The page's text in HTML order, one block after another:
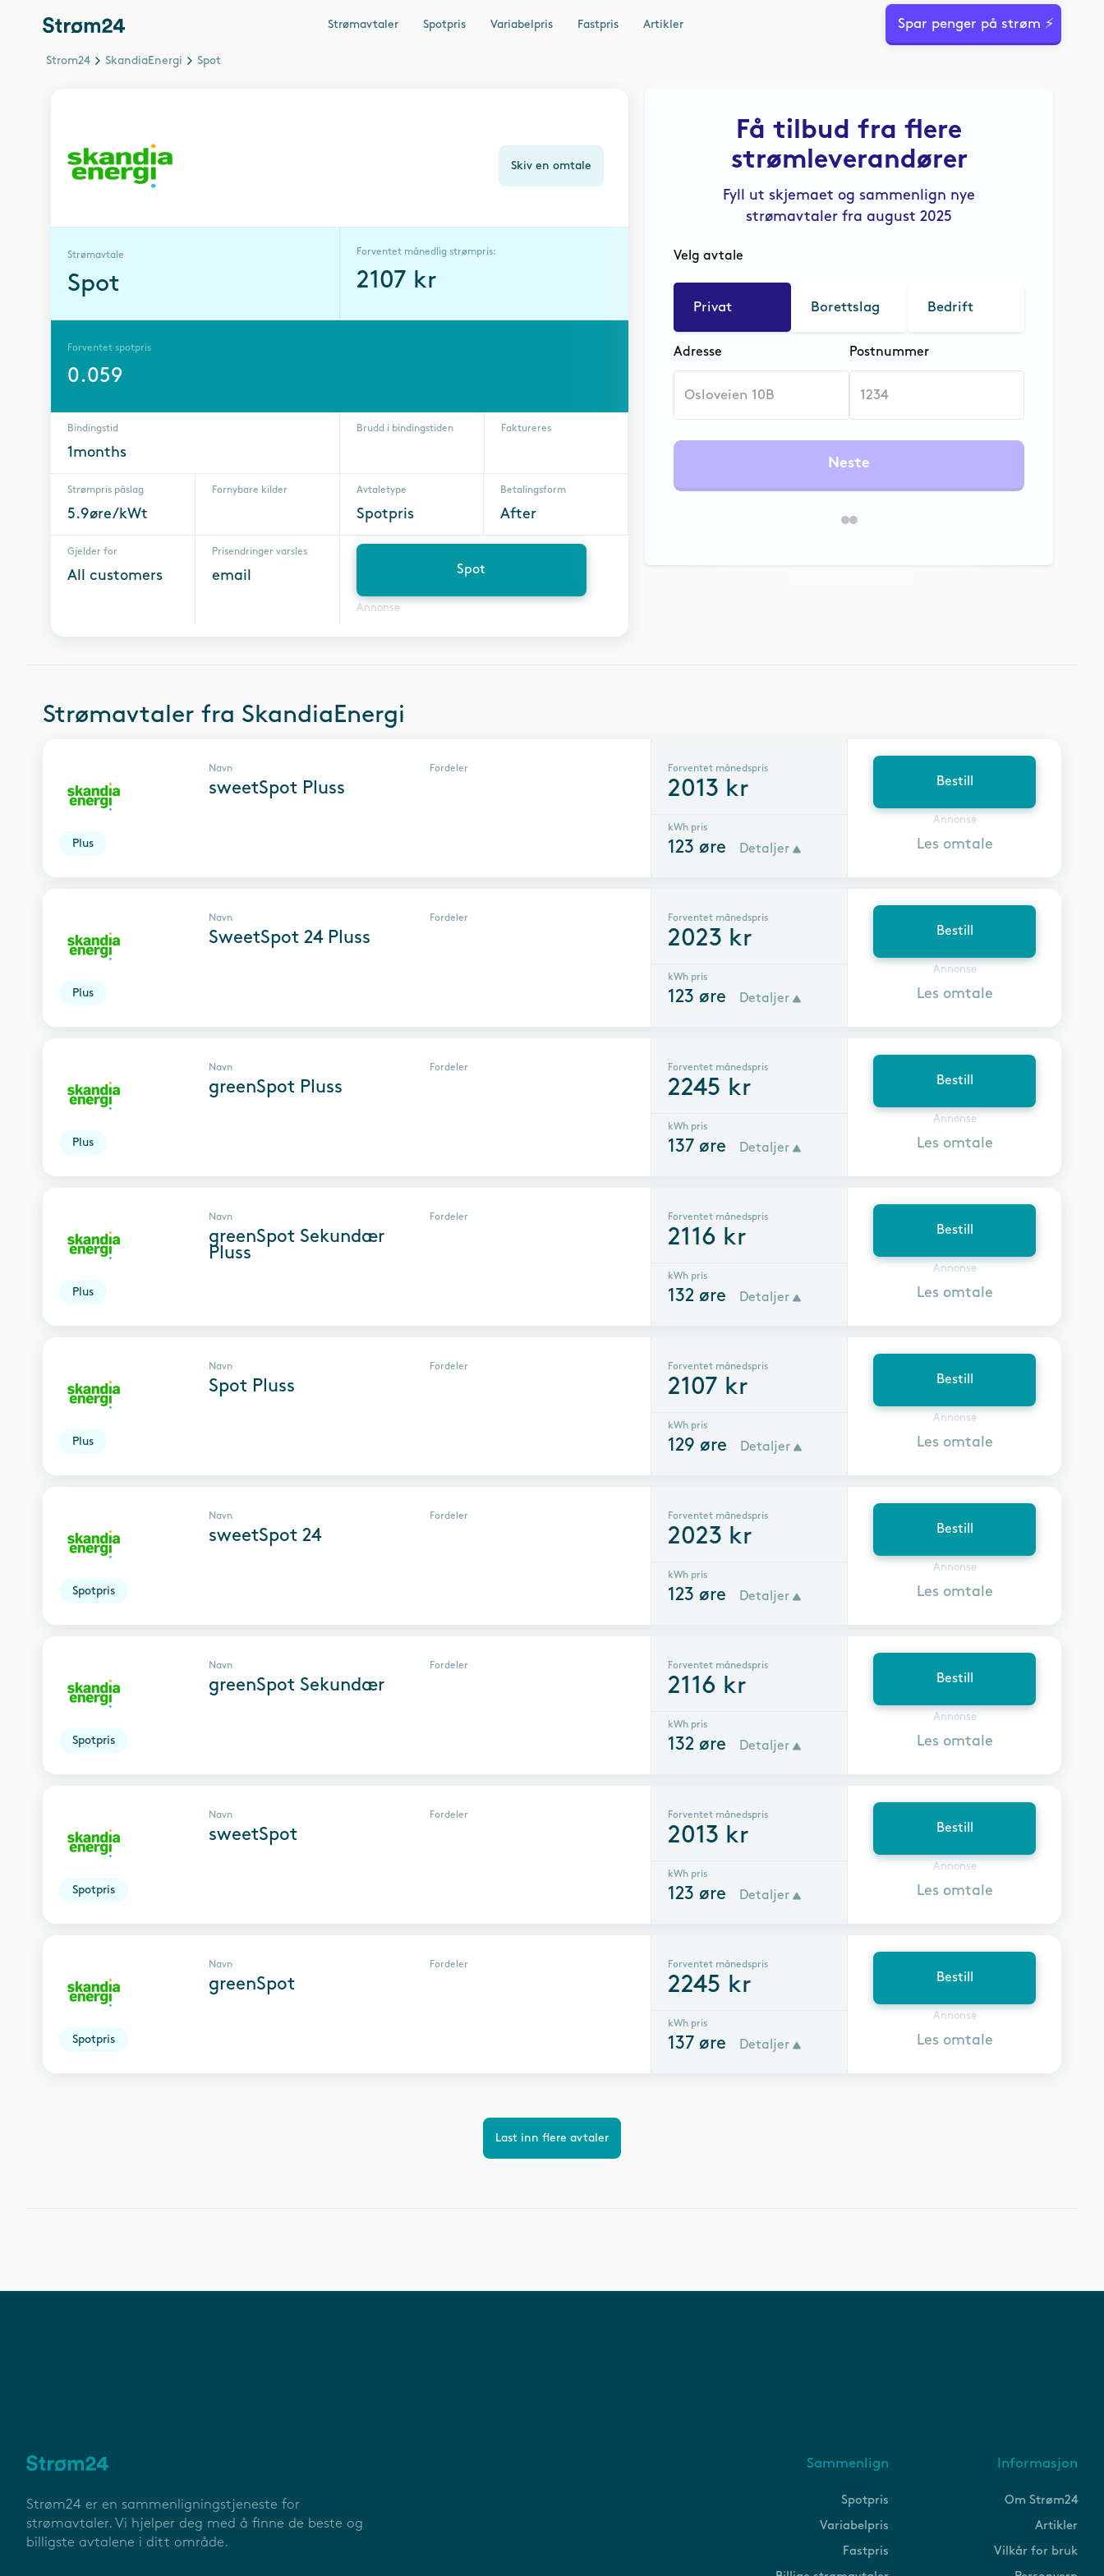
Strømavtaler Spotpris Variabelpris Fastpris Artikler Spar penger på strøm ⚡
Strom24 SkandiaEnergi Spot
Skiv en omtale
Strømavtale
Spot
Forventet månedlig strømpris:
2107 kr
Forventet spotpris
0.059
Bindingstid
1months
Brudd i bindingstiden Faktureres
Strømpris påslag
5.9øre/kWt
Fornybare kilder Avtaletype
Spotpris
Betalingsform
After
Gjelder for
All customers
Prisendringer varsles
email Spot
Annonse
Få tilbud fra flere
strømleverandører
Fyll ut skjemaet og sammenlign nye
strømavtaler fra august 2025
Velg avtale
Privat Borettslag Bedrift
Adresse Postnummer
Neste
Strømavtaler fra SkandiaEnergi
Plus
Navn
sweetSpot Pluss
Fordeler Forventet månedspris
2013 kr
kWh pris
123 øre Detaljer
Bestill
Annonse
Les omtale
Plus
Navn
SweetSpot 24 Pluss
Fordeler Forventet månedspris
2023 kr
kWh pris
123 øre Detaljer
Bestill
Annonse
Les omtale
Plus
Navn
greenSpot Pluss
Fordeler Forventet månedspris
2245 kr
kWh pris
137 øre Detaljer
Bestill
Annonse
Les omtale
Plus
Navn
greenSpot Sekundær
Pluss
Fordeler Forventet månedspris
2116 kr
kWh pris
132 øre Detaljer
Bestill
Annonse
Les omtale
Plus
Navn
Spot Pluss
Fordeler Forventet månedspris
2107 kr
kWh pris
129 øre Detaljer
Bestill
Annonse
Les omtale
Spotpris
Navn
sweetSpot 24
Fordeler Forventet månedspris
2023 kr
kWh pris
123 øre Detaljer
Bestill
Annonse
Les omtale
Spotpris
Navn
greenSpot Sekundær
Fordeler Forventet månedspris
2116 kr
kWh pris
132 øre Detaljer
Bestill
Annonse
Les omtale
Spotpris
Navn
sweetSpot
Fordeler Forventet månedspris
2013 kr
kWh pris
123 øre Detaljer
Bestill
Annonse
Les omtale
Spotpris
Navn
greenSpot
Fordeler Forventet månedspris
2245 kr
kWh pris
137 øre Detaljer
Bestill
Annonse
Les omtale
Last inn flere avtaler
Strøm24 er en sammenligningstjeneste for
strømavtaler. Vi hjelper deg med å finne de beste og
billigste avtalene i ditt område.
Sammenlign
Spotpris
Variabelpris
Fastpris
Informasjon
Om Strøm24
Artikler
Vilkår for bruk